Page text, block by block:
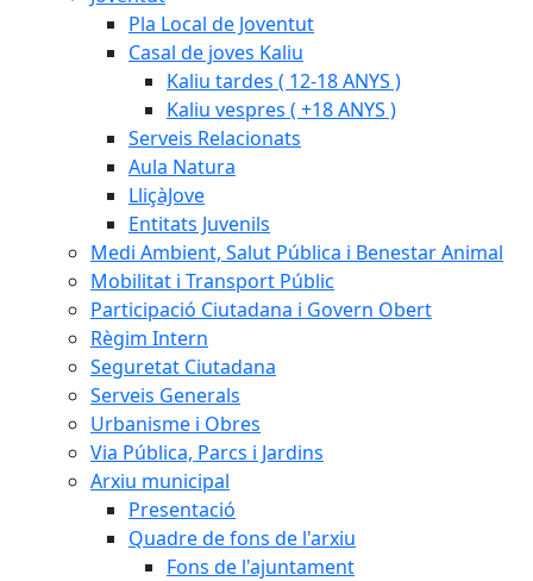
Pla Local de Joventut
Casal de joves Kaliu
Kaliu tardes ( 12-18 ANYS )
Kaliu vespres ( +18 ANYS )
Serveis Relacionats
Aula Natura
LliçàJove
Entitats Juvenils
Medi Ambient, Salut Pública i Benestar Animal
Mobilitat i Transport Públic
Participació Ciutadana i Govern Obert
Règim Intern
Seguretat Ciutadana
Serveis Generals
Urbanisme i Obres
Via Pública, Parcs i Jardins
Arxiu municipal
Presentació
Quadre de fons de l'arxiu
Fons de l'ajuntament